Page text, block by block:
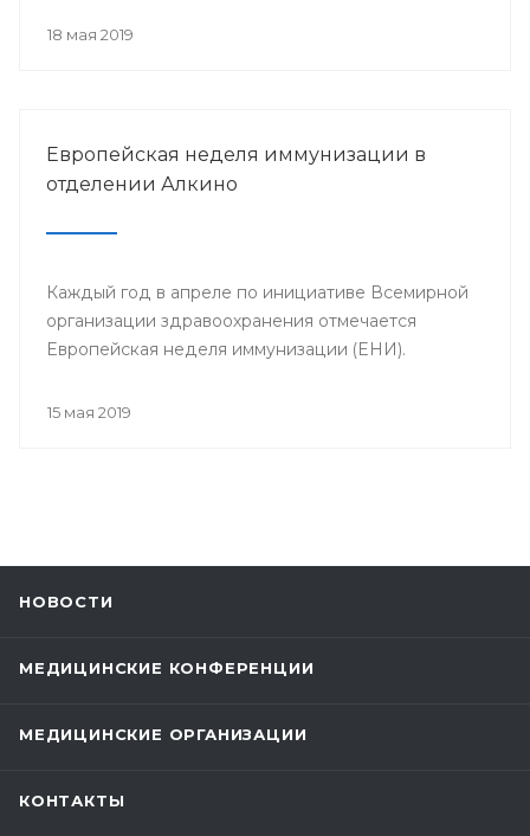
18 мая 2019
Европейская неделя иммунизации в
отделении Алкино
Каждый год в апреле по инициативе Всемирной
организации здравоохранения отмечается
Европейская неделя иммунизации (ЕНИ).
15 мая 2019
НОВОСТИ
МЕДИЦИНСКИЕ КОНФЕРЕНЦИИ
МЕДИЦИНСКИЕ ОРГАНИЗАЦИИ
КОНТАКТЫ